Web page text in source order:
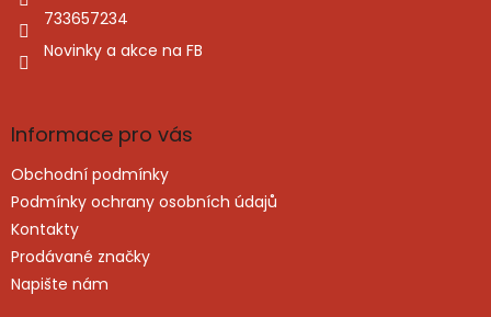
733657234
Novinky a akce na FB
Informace pro vás
Obchodní podmínky
Podmínky ochrany osobních údajů
Kontakty
Prodávané značky
Napište nám